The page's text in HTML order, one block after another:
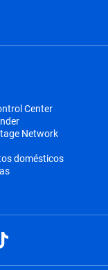
Center
Network
domésticos